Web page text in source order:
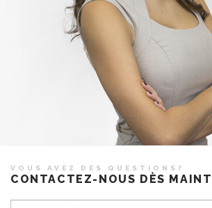
VOUS AVEZ DES QUESTIONS?
CONTACTEZ-NOUS DÈS